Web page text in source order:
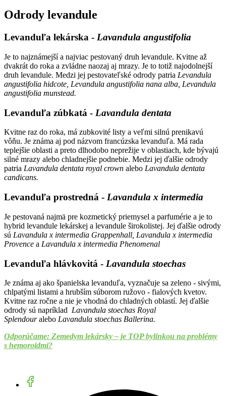
Odrody levandule
Levanduľa lekárska - Lavandula angustifolia
Je to najznámejší a najviac pestovaný druh levandule. Kvitne až
dvakrát do roka a zvládne naozaj aj mrazy. Je to totiž najodolnejší
druh levandule. Medzi jej pestovateľské odrody patria Levandula
angustifolia hidcote, Levandula angustifolia nana alba, Levandula
angustifolia munstead.
Levanduľa zúbkatá - Lavandula dentata
Kvitne raz do roka, má zubkovité listy a veľmi silnú prenikavú
vôňu. Je známa aj pod názvom francúzska levanduľa. Má rada
teplejšie oblasti a preto dlhodobo neprežije v oblastiach, kde bývajú
silné mrazy alebo chladnejšie podnebie. Medzi jej ďalšie odrody
patria Lavandula dentata royal crown alebo Lavandula dentata
candicans.
Levanduľa prostredná - Lavandula x intermedia
Je pestovaná najmä pre kozmetický priemysel a parfumérie a je to
hybrid levandule lekárskej a levandule širokolistej. Jej ďalšie odrody
sú Lavandula x intermedia Grappenhall, Lavandula x intermedia
Provence a Lavandula x intermedia Phenomenal
Levanduľa hlávkovitá - Lavandula stoechas
Je známa aj ako španielska levanduľa, vyznačuje sa zeleno - sivými,
chlpatými listami a hrubším súborom ružovo - fialových kvetov.
Kvitne raz ročne a nie je vhodná do chladných oblastí. Jej ďalšie
odrody sú napríklad Lavandula stoechas Royal
Splendouralebo Lavandula stoechas Ballerina.
Odporúčame: Zemedym lekársky – je TOP bylinkou na problémy
s hemoroidmi?